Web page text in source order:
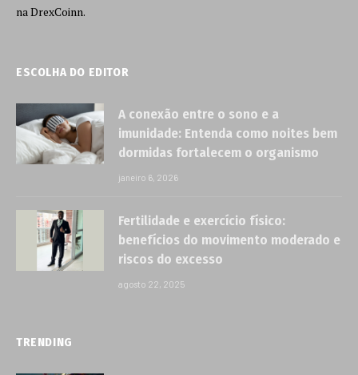
na DrexCoinn.
ESCOLHA DO EDITOR
A conexão entre o sono e a
imunidade: Entenda como noites bem
dormidas fortalecem o organismo
janeiro 6, 2026
Fertilidade e exercício físico:
benefícios do movimento moderado e
riscos do excesso
agosto 22, 2025
TRENDING